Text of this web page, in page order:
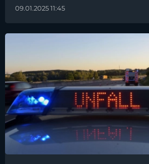
09.01.2025 11:45